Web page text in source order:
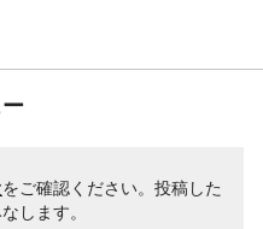
をご確認ください。投稿した
します。